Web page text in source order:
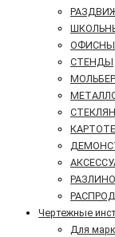
СТЕНДЫ
Чертежные
Для